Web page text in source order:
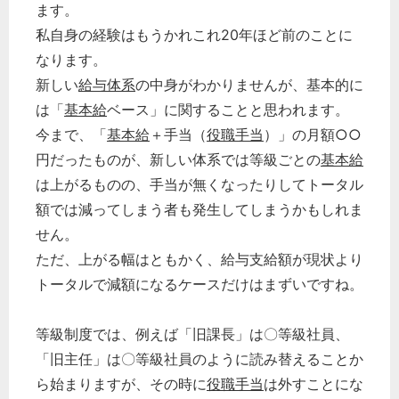
ます。
私自身の経験はもうかれこれ20年ほど前のことに
なります。
新しい給与体系の中身がわかりませんが、基本的に
は「基本給ベース」に関することと思われます。
今まで、「基本給 ＋手当（役職手当 ）」の月額○○
円だったものが、新しい体系では等級ごとの基本給
は上がるものの、手当が無くなったりしてトータル
額では減ってしまう者も発生してしまうかもしれま
せん。
ただ、上がる幅はともかく、給与支給額が現状より
トータルで減額になるケースだけはまずいですね。
等級制度では、例えば「旧課長」は〇等級社員、
「旧主任」は〇等級社員のように読み替えることか
ら始まりますが、その時に役職手当は外すことにな